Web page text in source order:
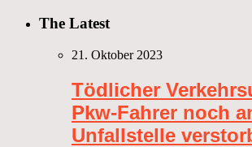
The Latest
21. Oktober 2023
Tödlicher
Pkw-Fahrer noch
Unfallstelle